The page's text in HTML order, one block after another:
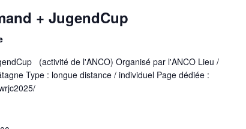
+ JugendCup
(activité de l'ANCO) Organisé par l'ANCO Lieu /
Type : longue distance / individuel Page dédiée :